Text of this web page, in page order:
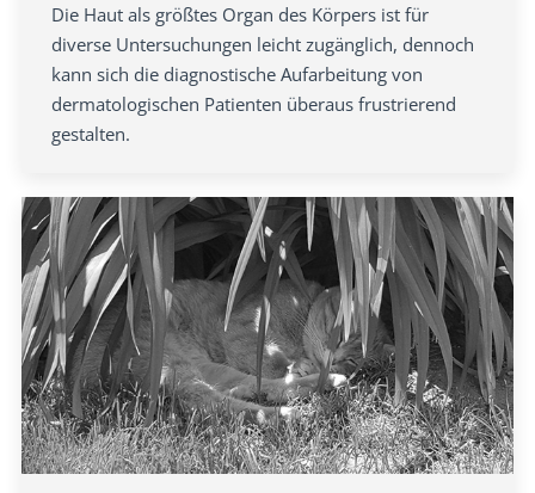
Die Haut als größtes Organ des Körpers ist für
diverse Untersuchungen leicht zugänglich, dennoch
kann sich die diagnostische Aufarbeitung von
dermatologischen Patienten überaus frustrierend
gestalten.